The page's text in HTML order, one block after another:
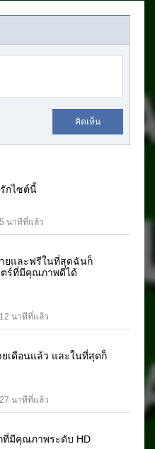
คิดเห็น
กไซต์นี้
5 นาทีที่แล้ว
ยและฟรีในที่สุดฉันก็
ร์ที่มีคุณภาพดีได้
12 นาทีที่แล้ว
เดือนแล้ว และในที่สุดก็
27 นาทีที่แล้ว
ที่มีคุณภาพระดับ HD